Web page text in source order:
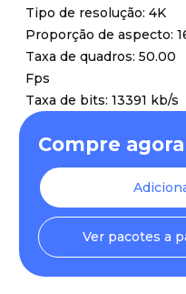
Tipo de resolução: 4K
Proporção de aspecto:
Taxa de quadros: 50.00
Fps
Taxa de bits: 13391 kb/s
Compre agora
Ver pacotes a